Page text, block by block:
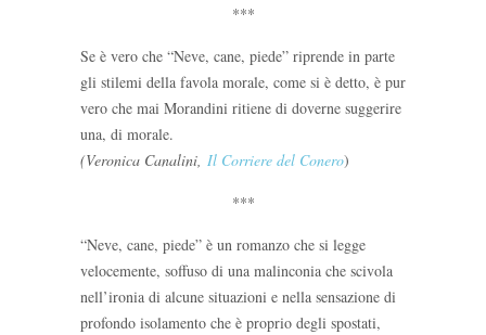
***
Se è vero che “Neve, cane, piede” riprende in parte
gli stilemi della favola morale, come si è detto, è pur
vero che mai Morandini ritiene di doverne suggerire
una, di morale.
(Veronica Canalini, Il Corriere del Conero)
***
“Neve, cane, piede” è un romanzo che si legge
velocemente, soffuso di una malinconia che scivola
nell’ironia di alcune situazioni e nella sensazione di
profondo isolamento che è proprio degli spostati,